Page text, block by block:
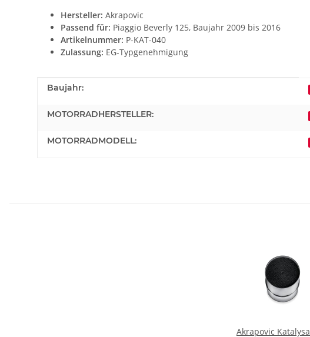
Hersteller: Akrapovic
Passend für: Piaggio Beverly 125, Baujahr 2009 bis 2016
Artikelnummer: P-KAT-040
Zulassung: EG-Typgenehmigung
Produkteigenschaft
Wert
Baujahr:
MOTORRADHERSTELLER:
MOTORRADMODELL:
Akrapovic